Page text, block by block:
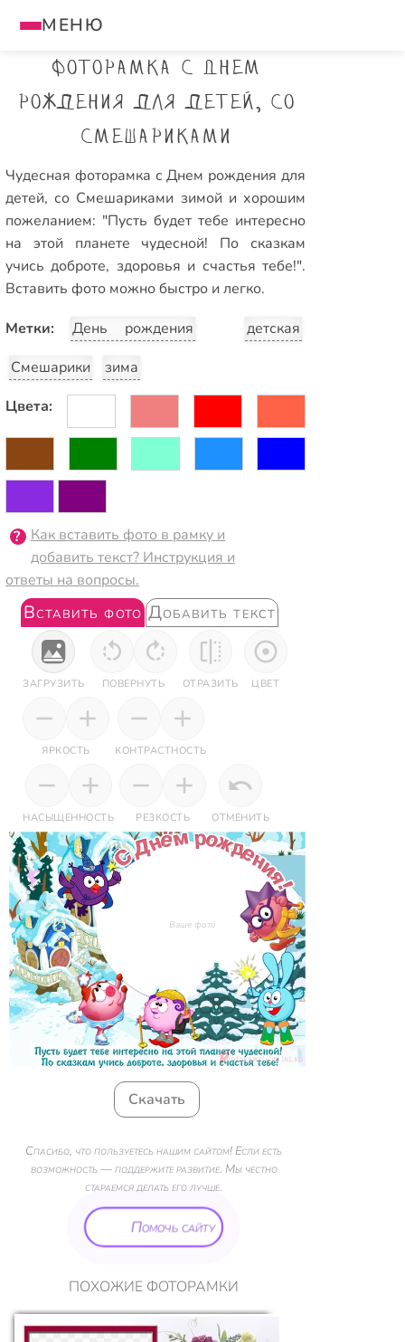
МЕНЮ
Фоторамка с Днем
рождения для детей, со
Смешариками
Чудесная фоторамка с Днем рождения для
детей, со Смешариками зимой и хорошим
пожеланием: "Пусть будет тебе интересно
на этой планете чудесной! По сказкам
учись доброте, здоровья и счастья тебе!".
Вставить фото можно быстро и легко.
Метки:
День рождения
детская
Смешарики
зима
Цвета:
Как вставить фото в рамку и
добавить текст? Инструкция и
ответы на вопросы.
Вставить фото Добавить текст
ЗАГРУЗИТЬ ПОВЕРНУТЬ ОТРАЗИТЬ ЦВЕТ
ЯРКОСТЬ КОНТРАСТНОСТЬ
НАСЫЩЕННОСТЬ РЕЗКОСТЬ ОТМЕНИТЬ
Ваше фото
Скачать
Спасибо, что пользуетесь нашим сайтом! Если есть
возможность — поддержите развитие. Мы честно
стараемся делать его лучше.
Помочь сайту
ПОХОЖИЕ ФОТОРАМКИ